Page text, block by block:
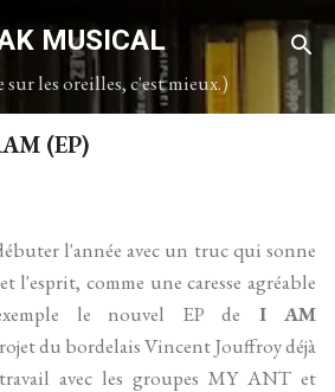
au contenu principal
MUSICAL
sur les oreilles, c'est mieux.)
(EP)
l'année avec un truc qui sonne
l'esprit, comme une caresse agréable
le nouvel EP de I AM
du bordelais Vincent Jouffroy déjà
avec les groupes MY ANT et